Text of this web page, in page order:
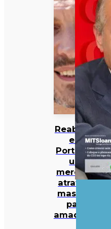
Reabilitar
em
Portugal:
um
mercado
atrativo,
mas não
para
amadores